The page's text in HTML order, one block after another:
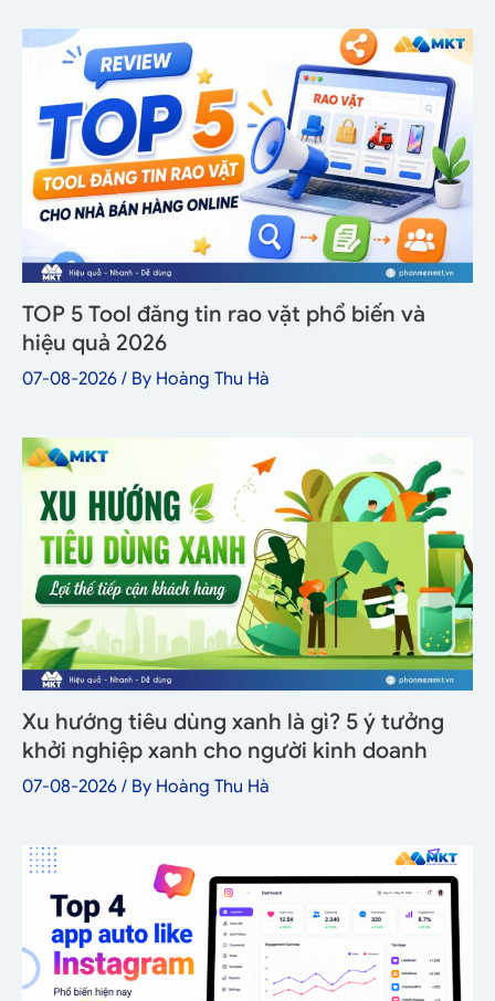
TOP 5 Tool đăng tin rao vặt phổ biến và
hiệu quả 2026
07-08-2026 / By Hoàng Thu Hà
Xu hướng tiêu dùng xanh là gì? 5 ý tưởng
khởi nghiệp xanh cho người kinh doanh
07-08-2026 / By Hoàng Thu Hà